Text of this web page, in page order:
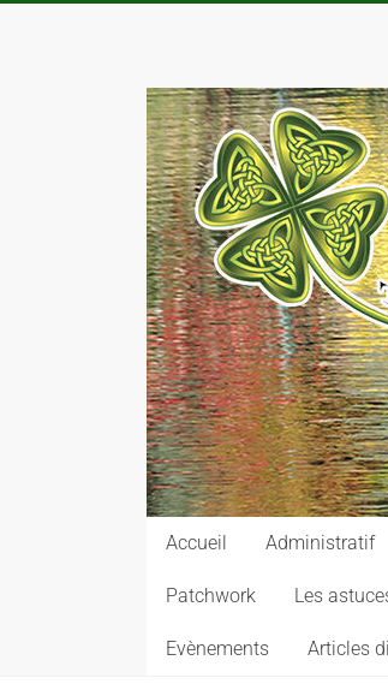
Accueil Administratif
Patchwork Les
Evènements Articles